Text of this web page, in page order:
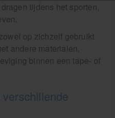
tijdens het sporten,
op zichzelf gebruikt
andere materialen,
binnen een tape- of